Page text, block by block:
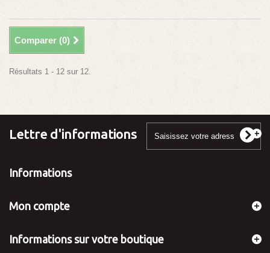
Comparer (0)
Résultats 1 - 12 sur 12.
Lettre d'informations
Informations
Mon compte
Informations sur votre boutique